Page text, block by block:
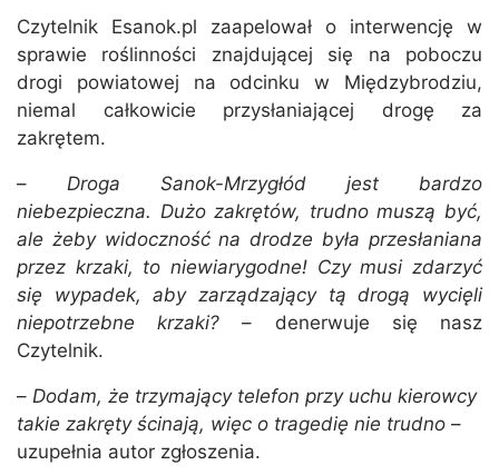
Czytelnik Esanok.pl zaapelował o interwencję w
sprawie roślinności znajdującej się na poboczu
drogi powiatowej na odcinku w Międzybrodziu,
niemal całkowicie przysłaniającej drogę za
zakrętem.
– Droga Sanok-Mrzygłód jest bardzo
niebezpieczna. Dużo zakrętów, trudno muszą być,
ale żeby widoczność na drodze była przesłaniana
przez krzaki, to niewiarygodne! Czy musi zdarzyć
się wypadek, aby zarządzający tą drogą wycięli
niepotrzebne krzaki? – denerwuje się nasz
Czytelnik.
– Dodam, że trzymający telefon przy uchu kierowcy
takie zakręty ścinają, więc o tragedię nie trudno –
uzupełnia autor zgłoszenia.